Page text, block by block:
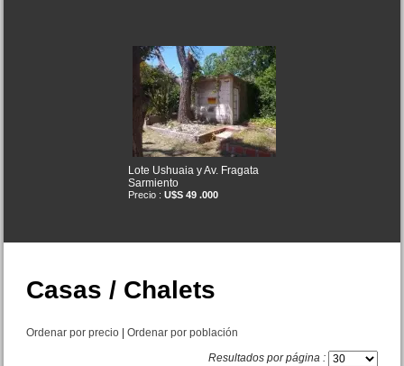
Lote Ushuaia y Av. Fragata
Sarmiento
Precio : U$S 49 .000
Casas / Chalets
Ordenar por precio |Ordenar por población
Resultados por página :